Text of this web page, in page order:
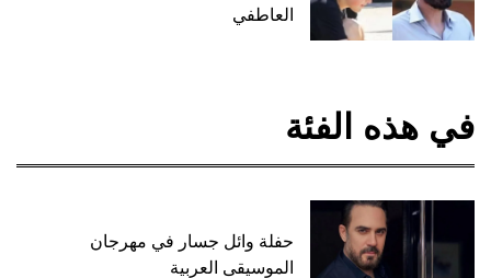
العاطفي
في هذه الفئة
حفلة وائل جسار في مهرجان
الموسيقى العربية